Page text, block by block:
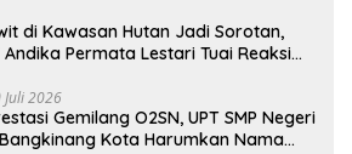
di Kawasan Hutan Jadi Sorotan,
Permata Lestari Tuai Reaksi
Juli 2026
Gemilang O2SN, UPT SMP Negeri
Kota Harumkan Nama